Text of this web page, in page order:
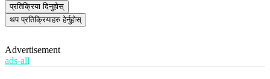
प्रतिक्रिया दिनुहोस्
थप प्रतिक्रियाहरु हेर्नुहोस्
Advertisement
ads-all